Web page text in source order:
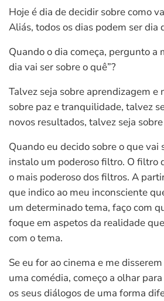
Hoje é dia de decidir sobre como
Aliás, todos os dias podem ser dia
Quando o dia começa, pergunto a
dia vai ser sobre o quê”?
Talvez seja sobre aprendizagem e
sobre paz e tranquilidade, talvez
novos resultados, talvez seja
Quando eu decido sobre o que vai
instalo um poderoso filtro. O filtro
o mais poderoso dos filtros. A
que indico ao meu inconsciente
um determinado tema, faço com
foque em aspetos da realidade
com o tema.
Se eu for ao cinema e me
uma comédia, começo a olhar
os seus diálogos de uma forma